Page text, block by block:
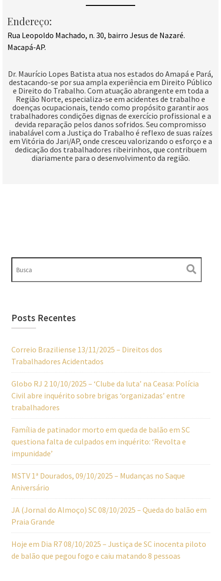
Endereço:
Rua Leopoldo Machado, n. 30, bairro Jesus de Nazaré.
Macapá-AP.
Dr. Maurício Lopes Batista atua nos estados do Amapá e Pará,
destacando-se por sua ampla experiência em Direito Público
e Direito do Trabalho. Com atuação abrangente em toda a
Região Norte, especializa-se em acidentes de trabalho e
doenças ocupacionais, tendo como propósito garantir aos
trabalhadores condições dignas de exercício profissional e a
devida reparação pelos danos sofridos. Seu compromisso
inabalável com a Justiça do Trabalho é reflexo de suas raízes
em Vitória do Jari/AP, onde cresceu valorizando o esforço e a
dedicação dos trabalhadores ribeirinhos, que contribuem
diariamente para o desenvolvimento da região.
Posts Recentes
Correio Braziliense 13/11/2025 – Direitos dos
Trabalhadores Acidentados
Globo RJ 2 10/10/2025 – ‘Clube da luta’ na Ceasa: Polícia
Civil abre inquérito sobre brigas ‘organizadas’ entre
trabalhadores
Família de patinador morto em queda de balão em SC
questiona falta de culpados em inquérito: ‘Revolta e
impunidade’
MSTV 1ª Dourados, 09/10/2025 – Mudanças no Saque
Aniversário
JA (Jornal do Almoço) SC 08/10/2025 – Queda do balão em
Praia Grande
Hoje em Dia R7 08/10/2025 – Justiça de SC inocenta piloto
de balão que pegou fogo e caiu matando 8 pessoas